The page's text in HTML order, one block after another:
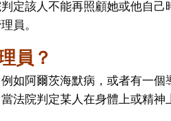
定該人不能再照顧她或他自
員。
員？
如阿爾茨海默病，或者有一
法院判定某人在身體上或精